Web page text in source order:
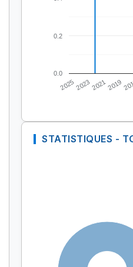
2025202320212019
0.0
0.2
STATISTIQUES -